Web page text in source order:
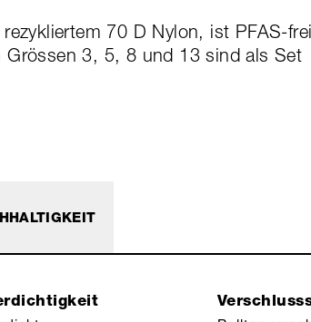
70 D Nylon, ist PFAS-
3, 5, 8 und 13 sind als Set